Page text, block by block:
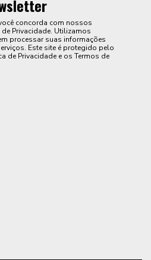
concorda com nossos
Privacidade. Utilizamos
processar suas informações
Este site é protegido pelo
de Privacidade e os Termos de